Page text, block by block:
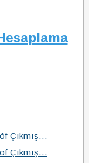
Çıkmış…
Çıkmış…